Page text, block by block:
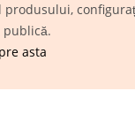
publică.
asta